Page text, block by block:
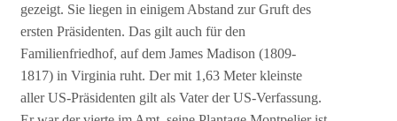
gezeigt. Sie liegen in einigem Abstand zur Gruft des
ersten Präsidenten. Das gilt auch für den
Familienfriedhof, auf dem James Madison (1809-
1817) in Virginia ruht. Der mit 1,63 Meter kleinste
aller US-Präsidenten gilt als Vater der US-Verfassung.